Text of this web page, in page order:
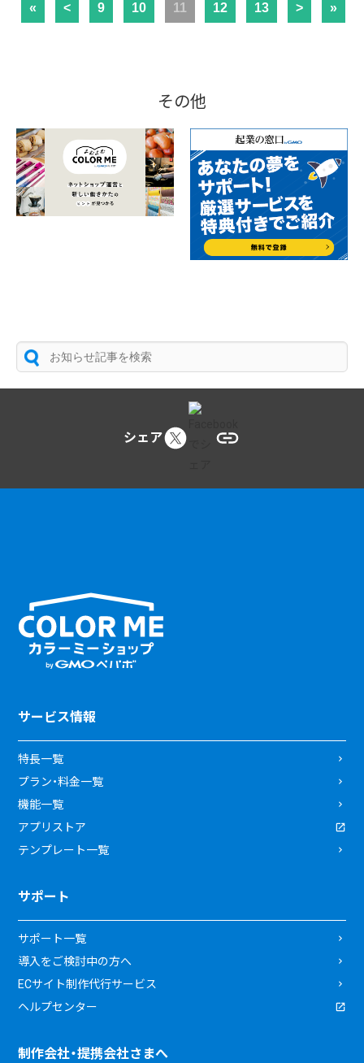
« < 9 10 11 12 13 > »
その他
シェア
サービス情報
特長一覧
プラン・料金一覧
機能一覧
アプリストア
テンプレート一覧
サポート
サポート一覧
導入をご検討中の方へ
ECサイト制作代行サービス
ヘルプセンター
制作会社・提携会社さまへ